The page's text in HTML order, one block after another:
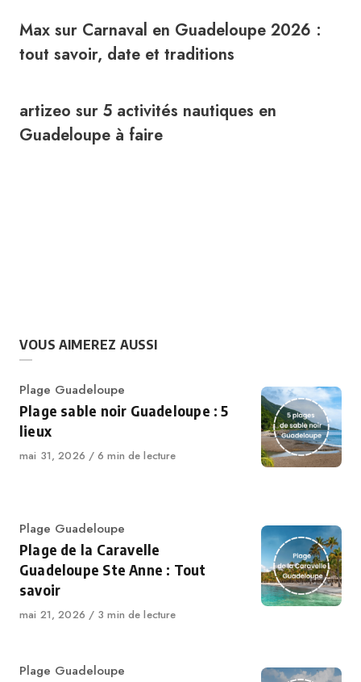
Max sur Carnaval en Guadeloupe 2026 :
tout savoir, date et traditions
artizeo sur 5 activités nautiques en
Guadeloupe à faire
VOUS AIMEREZ AUSSI
Plage Guadeloupe
Plage sable noir Guadeloupe : 5
lieux
mai 31, 2026 6 min de lecture
Plage Guadeloupe
Plage de la Caravelle
Guadeloupe Ste Anne : Tout
savoir
mai 21, 2026 3 min de lecture
Plage Guadeloupe